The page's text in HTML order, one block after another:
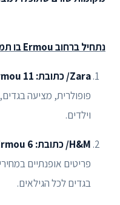
נתחיל ברחוב Ermou בו תמצאו מותגים כמו:
Zara/ כתובת: Ermou 11
פופולרית, מציעה
וילדים.
H&M/ כתובת: Ermou 6
פריטים אופנתיים
בגדים לכל הגילאים.